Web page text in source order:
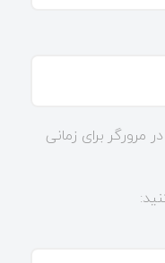
مرورگر برای زمانی